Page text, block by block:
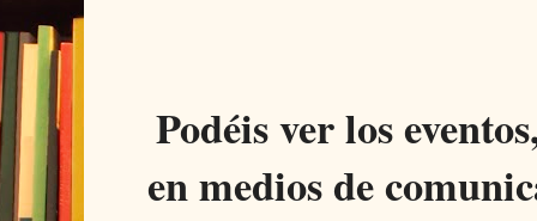
Podéis ver los
en medios de